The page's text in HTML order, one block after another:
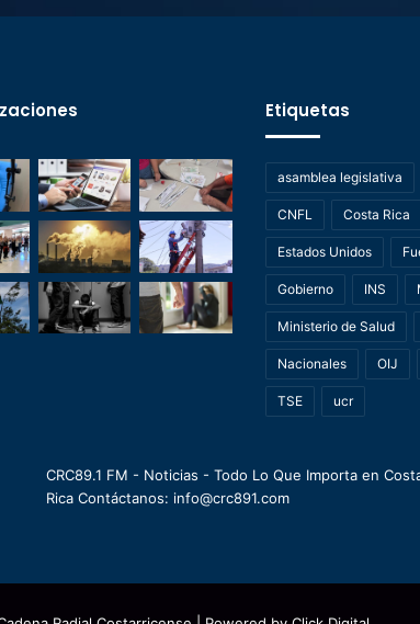
Etiquetas
asamblea legislativa
CNFL Costa Rica
Estados Unidos
Gobierno INS
Ministerio de Salud
Nacionales OIJ
TSE ucr
CRC89.1 FM - Noticias - Todo Lo Que Importa en
Rica Contáctanos: info@crc891.com